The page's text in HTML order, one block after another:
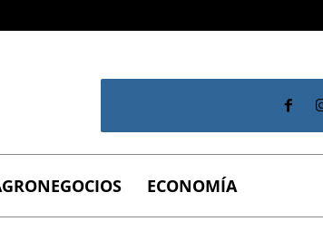
ECONOMÍA